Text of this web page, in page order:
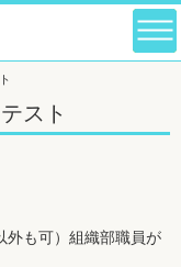
スト
も可）組織部職員が